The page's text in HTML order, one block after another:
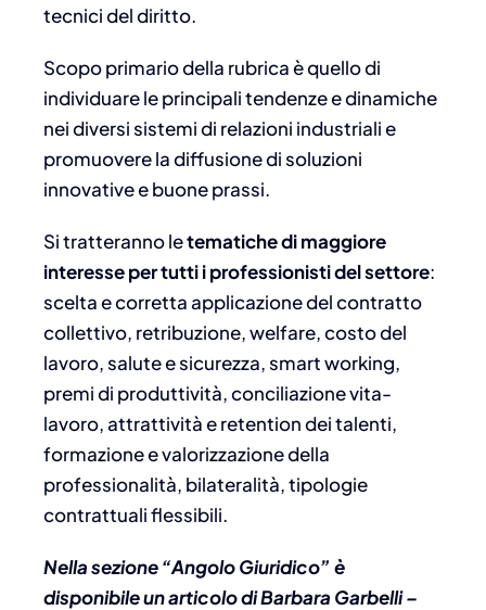
tecnici del diritto.
Scopo primario della rubrica è quello di
individuare le principali tendenze e dinamiche
nei diversi sistemi di relazioni industriali e
promuovere la diffusione di soluzioni
innovative e buone prassi.
Si tratteranno letematiche di maggiore
interesse per tutti i professionisti del settore:
scelta e corretta applicazione del contratto
collettivo, retribuzione, welfare, costo del
lavoro, salute e sicurezza, smart working,
premi di produttività, conciliazione vita-
lavoro, attrattività e retention dei talenti,
formazione e valorizzazione della
professionalità, bilateralità, tipologie
contrattuali flessibili.
Nella sezione “Angolo Giuridico” è
disponibile un articolo di Barbara Garbelli –